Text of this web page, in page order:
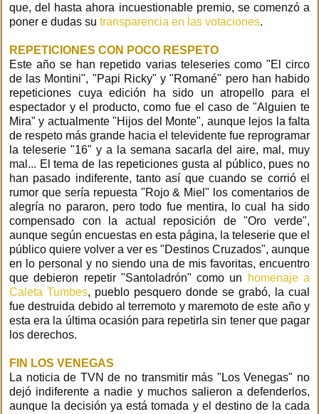
que, del hasta ahora incuestionable premio, se comenzó a
poner e dudas su transparencia en las votaciones.
REPETICIONES CON POCO RESPETO
Este año se han repetido varias teleseries como "El circo
de las Montini", "Papi Ricky" y "Romané" pero han habido
repeticiones cuya edición ha sido un atropello para el
espectador y el producto, como fue el caso de "Alguien te
Mira" y actualmente "Hijos del Monte", aunque lejos la falta
de respeto más grande hacia el televidente fue reprogramar
la teleserie "16" y a la semana sacarla del aire, mal, muy
mal... El tema de las repeticiones gusta al público, pues no
han pasado indiferente, tanto así que cuando se corrió el
rumor que sería repuesta "Rojo & Miel" los comentarios de
alegría no pararon, pero todo fue mentira, lo cual ha sido
compensado con la actual reposición de "Oro verde",
aunque según encuestas en esta página, la teleserie que el
público quiere volver a ver es "Destinos Cruzados", aunque
en lo personal y no siendo una de mis favoritas, encuentro
que debieron repetir "Santoladrón" como un
homenaje a
Caleta Tumbes, pueblo pesquero donde se grabó, la cual
fue destruida debido al terremoto y maremoto de este año y
esta era la última ocasión para repetirla sin tener que pagar
los derechos.
FIN LOS VENEGAS
La noticia de TVN de no transmitir más "Los Venegas" no
dejó indiferente a nadie y muchos salieron a defenderlos,
aunque la decisión ya está tomada y el destino de la cada